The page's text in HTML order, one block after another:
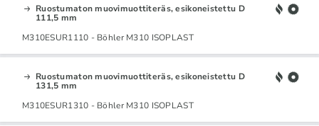
Ruostumaton muovimuottiteräs, esikoneistettu D
111,5 mm
M310ESUR1110 - Böhler M310 ISOPLAST
Ruostumaton muovimuottiteräs, esikoneistettu D
131,5 mm
M310ESUR1310 - Böhler M310 ISOPLAST